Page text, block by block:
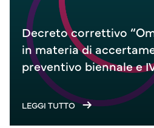
Decreto correttivo
in materia di
preventivo biennale e
LEGGI TUTTO